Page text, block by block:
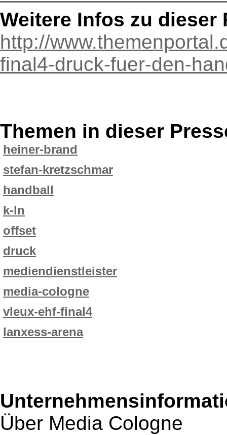
Weitere Infos zu dieser
http://
final4-druck-fuer-den-
Themen in dieser
heiner-brand
stefan-kretzschmar
handball
k-ln
offset
druck
mediendienstleister
media-cologne
vleux-ehf-final4
lanxess-arena
Über Media Cologne